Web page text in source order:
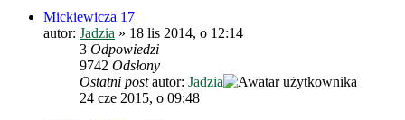
Mickiewicza 17
autor: Jadzia » 18 lis 2014, o 12:14
3 Odpowiedzi
9742 Odsłony
Ostatni postautor: Jadzia
24 cze 2015, o 09:48